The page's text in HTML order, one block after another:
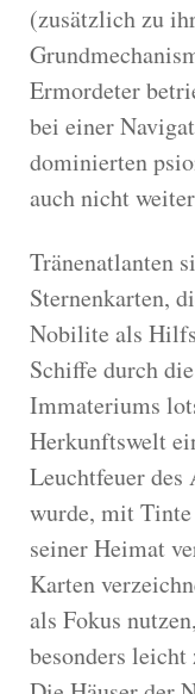
(zusätzlich zu
Ermordeter
bei einer
dominierten
auch nicht
Tränenatlanten
Sternenkarten,
Nobilite als
Schiffe durch
Immateriums
Herkunftswelt
Leuchtfeuer
wurde, mit Tinte
seiner Heimat
Karten
als Fokus
besonders leicht